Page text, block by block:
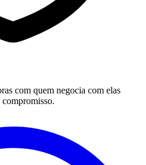
com quem negocia com elas
compromisso.